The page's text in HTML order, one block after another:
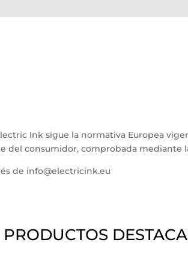
Ink sigue la normativa Europea
del consumidor, comprobada mediante
de info@electricink.eu
PRODUCTOS